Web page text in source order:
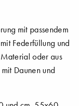
mit passendem
Federfüllung und
oder aus
Daunen und